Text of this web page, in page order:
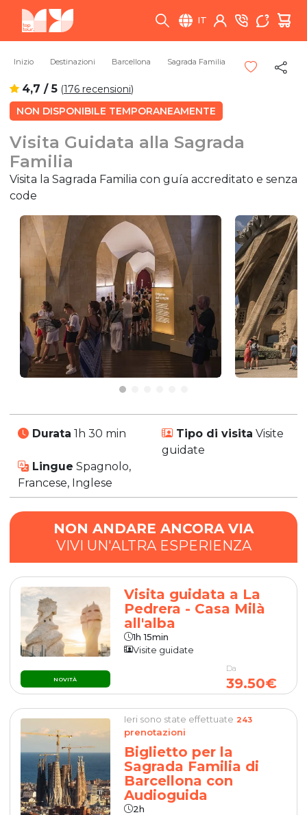
IT
Inizio Destinazioni Barcellona Sagrada Familia
4,7 / 5 (176 recensioni)
NON DISPONIBILE TEMPORANEAMENTE
Visita Guidata alla Sagrada
Familia
Visita la Sagrada Familia con guía accreditato e senza
code
Durata 1h 30 min Tipo di visita Visite
guidate
Lingue Spagnolo,
Francese, Inglese
NON ANDARE ANCORA VIA
VIVI UN'ALTRA ESPERIENZA
NOVITÀ
Visita guidata a La
Pedrera - Casa Milà
all'alba
1h 15min
Visite guidate
Da
39.50€
Ieri sono state effettuate 243
prenotazioni
Biglietto per la
Sagrada Familia di
Barcellona con
Audioguida
2h